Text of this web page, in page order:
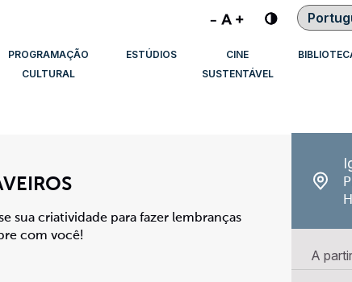
Contraste
PROGRAMAÇÃO
CULTURAL
ESTÚDIOS
CINE
SUSTENTÁVEL
sua criatividade para fazer lembranças
com você!
A